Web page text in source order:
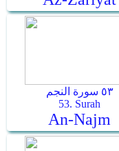
٥٣ سورة النجم
53. Surah
An-Najm